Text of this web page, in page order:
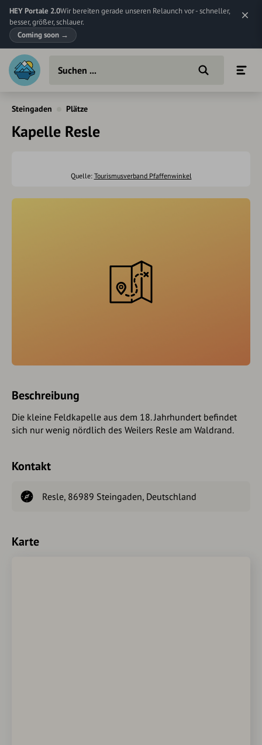
HEY Portale 2.0Wir bereiten gerade unseren Relaunch vor - schneller,
besser, größer, schlauer.
Coming soon →
Steingaden Plätze
Kapelle Resle
Quelle: Tourismusverband Pfaffenwinkel
Beschreibung
Die kleine Feldkapelle aus dem 18. Jahrhundert befindet
sich nur wenig nördlich des Weilers Resle am Waldrand.
Kontakt
Resle, 86989 Steingaden, Deutschland
Karte